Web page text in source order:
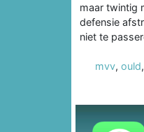
maar twintig
defensie
niet te
mvv, ould,